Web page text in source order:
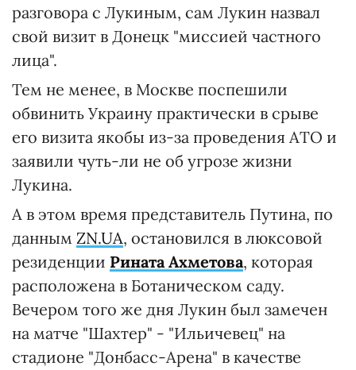
разговора с Лукиным, сам Лукин назвал
свой визит в Донецк "миссией частного
лица".
Тем не менее, в Москве поспешили
обвинить Украину практически в срыве
его визита якобы из-за проведения АТО и
заявили чуть-ли не об угрозе жизни
Лукина.
А в этом время представитель Путина, по
данным ZN.UA, остановился в люксовой
резиденции Рината Ахметова, которая
расположена в Ботаническом саду.
Вечером того же дня Лукин был замечен
на матче "Шахтер" - "Ильичевец" на
стадионе "Донбасс-Арена" в качестве